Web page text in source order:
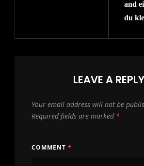
and
du
LEAVE A REPLY
Your email address will not be
Required fields are marked *
COMMENT *